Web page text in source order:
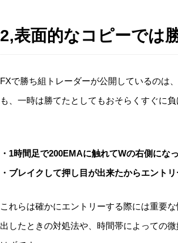
2,表面的なコピーでは
FXで勝ち組トレーダーが公開しているのは
も、一時は勝てたとしてもおそらくすぐに負
・1時間足で200EMAに触れてWの右側にな
・ブレイクして押し目が出来たからエント
これらは確かにエントリーする際には重要
出したときの対処法や、時間帯によっての